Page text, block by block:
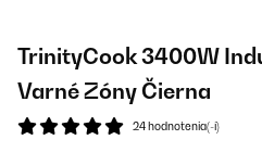
TrinityCook 3400W
Varné Zóny Čierna
24 hodnotenia(-í)